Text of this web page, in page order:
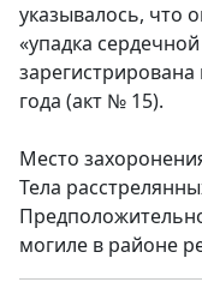
указывалось, что
«упадка
года (акт № 15).
Место
Тела
могиле в районе